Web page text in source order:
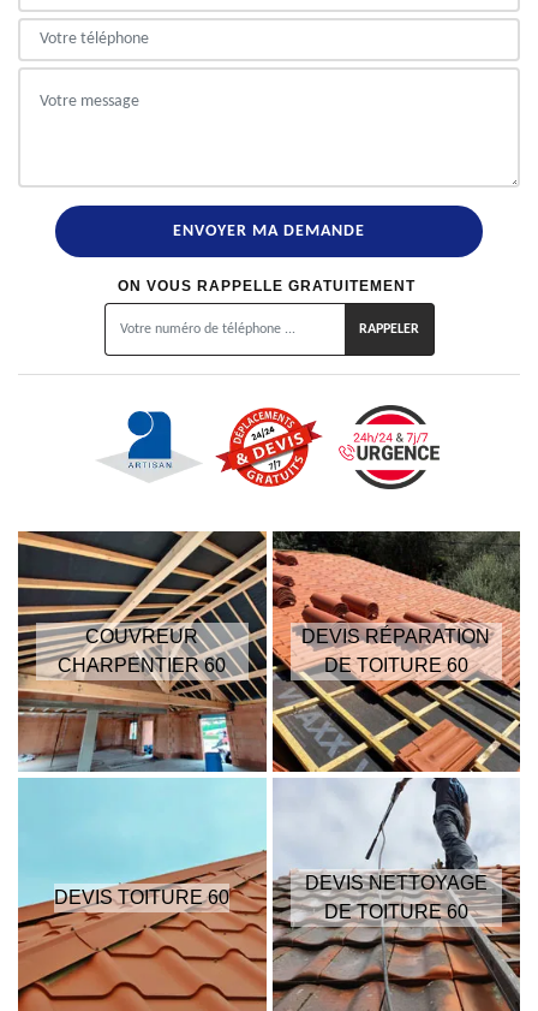
ON VOUS RAPPELLE GRATUITEMENT
COUVREUR
CHARPENTIER 60
DEVIS RÉPARATION
DE TOITURE 60
DEVIS TOITURE 60
DEVIS NETTOYAGE
DE TOITURE 60